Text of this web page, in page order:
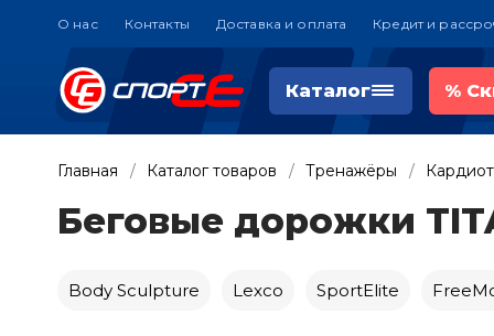
О нас Контакты Доставка и оплата Кредит и
Каталог %
Главная Каталог товаров Тренажёры
Беговые дорожки
Body Sculpture Lexco SportElite